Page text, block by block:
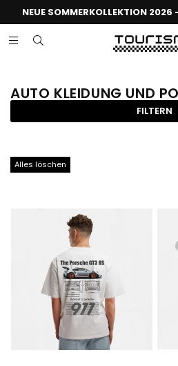
NEUE SOMMERKOLLEKTION
AUTO KLEIDUNG UND
FILTERN
Alles löschen